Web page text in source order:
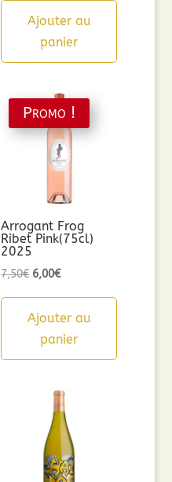
Ajouter au
panier
Promo !
Arrogant Frog
Ribet Pink(75cl)
2025
7,50€ Le
initial
était :
6,00€Le
actuel
est :
Ajouter au
panier